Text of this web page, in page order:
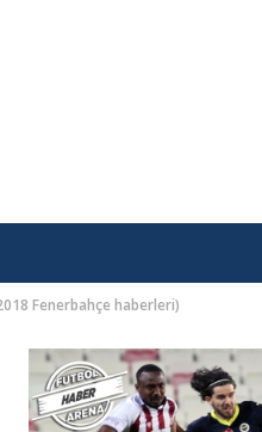
Fenerbahçe haberleri)